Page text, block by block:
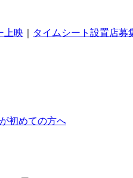
上映 タイムシート設置店募